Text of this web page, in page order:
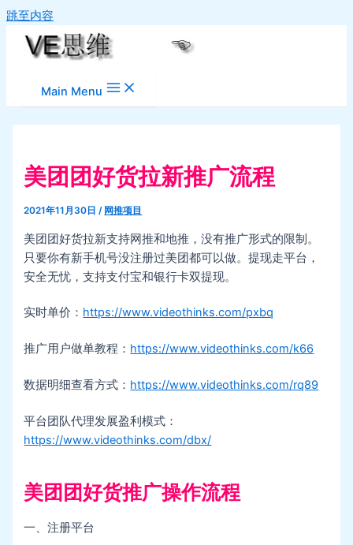
跳至内容
Main Menu
美团团好货拉新推广流程
2021年11月30日/ 网推项目
美团团好货拉新支持网推和地推，没有推广形式的限制。
只要你有新手机号没注册过美团都可以做。提现走平台，
安全无忧，支持支付宝和银行卡双提现。
实时单价： https://www.videothinks.com/pxbq
推广用户做单教程： https://www.videothinks.com/k66
数据明细查看方式： https://www.videothinks.com/rq89
平台团队代理发展盈利模式：
https://www.videothinks.com/dbx/
美团团好货推广操作流程
一、注册平台